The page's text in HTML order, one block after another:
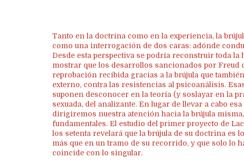
Tanto en la doctrina como en la experiencia, la
como una interrogación de dos caras: adónde
Desde esta perspectiva se podría reconstruir toda
mostrar que los desarrollos sancionados por
reprobación recibida gracias a la brújula que
externo, contra las resistencias al psicoanálisis.
suponen desconocer en la teoría (y soslayar en la
sexuada, del analizante. En lugar de llevar a cabo
dirigiremos nuestra atención hacia la brújula
fundamentales. El estudio del primer proyecto de
los setenta revelará que la brújula de su doctrina es
más que en un tramo de su recorrido, y que solo lo
coincide con lo singular.